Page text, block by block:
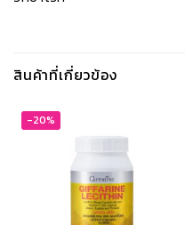
สินค้าที่เกี่ยวข้อง
-20%